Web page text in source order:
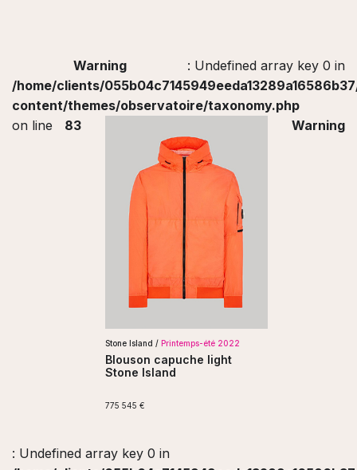
Warning
: Undefined array key 0 in
/home/clients/
content/themes/observatoire/taxonomy.php
on line
83
Stone Island / Printemps-été 2022
Blouson capuche light
Stone Island
775 545 €
Warning
: Undefined array key 0 in